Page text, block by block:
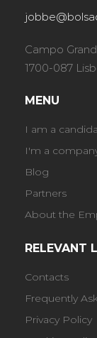
Campo
1700-087
MENU
I am a
I'm a
Blog
Partners
About the
RELEVANT
Contacts
Frequently
Privacy Policy